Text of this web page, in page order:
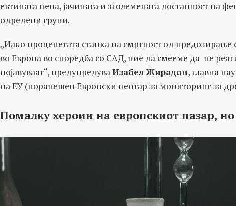
евтината цена, јачината и зголемената достапност на
одредени групи.
„Иако проценетата стапка на смртност од предозирање
во Европа во споредба со САД, ние да смееме да не
појавуваат“, предупредуваИзабел Жирадон, главна
на ЕУ (поранешен Европски центар за мониторинг за
Помалку хероин на европскиот пазар,